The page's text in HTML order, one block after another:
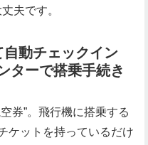
夫です。
自動チェックイン
ターで搭乗手続き
券”。飛行機に搭乗する
ケットを持っているだけ